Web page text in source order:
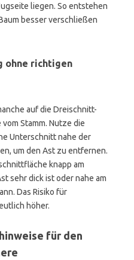
liegen. So entstehen
besser verschließen
ohne richtigen
auf die Dreischnitt-
Stamm. Nutze die
Unterschnitt nahe der
um den Ast zu entfernen.
knapp am
sehr dick ist oder nahe am
Das Risiko für
höher.
für den